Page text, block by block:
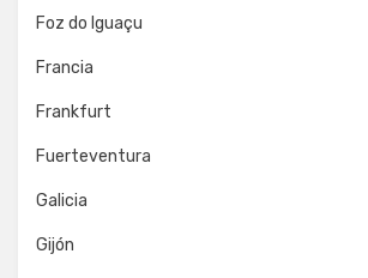
Foz do Iguaçu
Francia
Frankfurt
Fuerteventura
Galicia
Gijón